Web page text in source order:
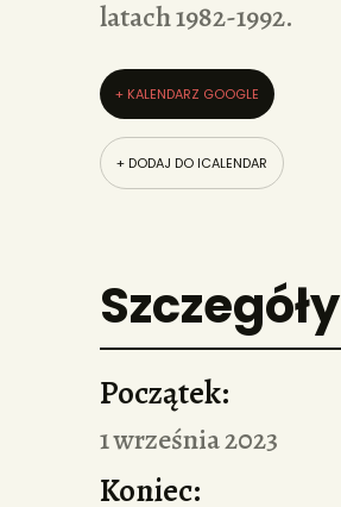
latach 1982-1992.
+ KALENDARZ GOOGLE
+ DODAJ DO ICALENDAR
Szczegóły
Początek:
1 września 2023
Koniec: